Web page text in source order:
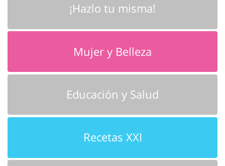
¡Hazlo tu misma!
Mujer y Belleza
Educación y Salud
Recetas XXI